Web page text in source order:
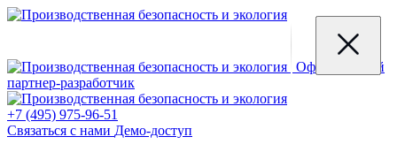
Официальный
партнер-разработчик
+7 (495) 975-96-51
Связаться с нами Демо-доступ